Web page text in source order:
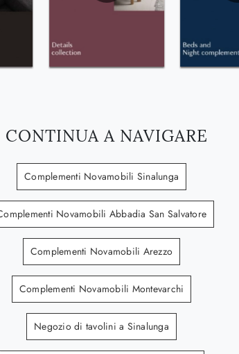
CONTINUA A NAVIGARE
Complementi Novamobili Sinalunga
Novamobili Abbadia San Salvatore
Complementi Novamobili Arezzo
Complementi Novamobili Montevarchi
Negozio di tavolini a Sinalunga